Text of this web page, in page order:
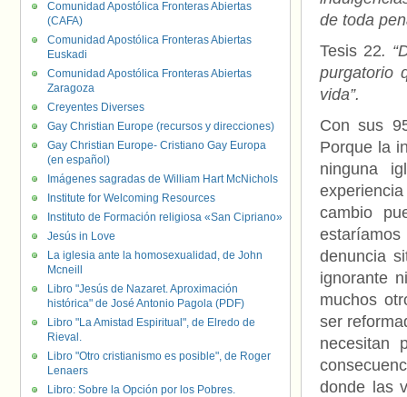
de toda
Tesis 22.
purgatorio
vida”.
Con sus
Porque la
ninguna
cambio
denuncia
ignorante
muchos
ser
necesitan
donde las
Comunidad Apostólica Fronteras Abiertas
(CAFA)
Comunidad Apostólica Fronteras Abiertas
Euskadi
Comunidad Apostólica Fronteras Abiertas
Zaragoza
Creyentes Diverses
Gay Christian Europe (recursos y direcciones)
Gay Christian Europe- Cristiano Gay Europa
(en español)
Imágenes sagradas de William Hart McNichols
Institute for Welcoming Resources
Instituto de Formación religiosa «San Cipriano»
Jesús in Love
La iglesia ante la homosexualidad, de John
Mcneill
Libro "Jesús de Nazaret. Aproximación
histórica" de José Antonio Pagola (PDF)
Libro "La Amistad Espiritual", de Elredo de
Rieval.
Libro "Otro cristianismo es posible", de Roger
Lenaers
Libro: Sobre la Opción por los Pobres.